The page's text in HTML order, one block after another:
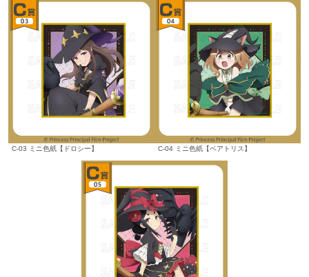
C-03 ミニ色紙【ドロシー】 C-04 ミニ色紙【ベアトリス】